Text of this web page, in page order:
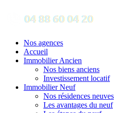
Nos agences
Accueil
Immobilier Ancien
Nos biens anciens
Investissement locatif
Immobilier Neuf
Nos résidences neuves
Les avantages du neuf